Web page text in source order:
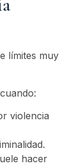
límites muy
violencia
hacer